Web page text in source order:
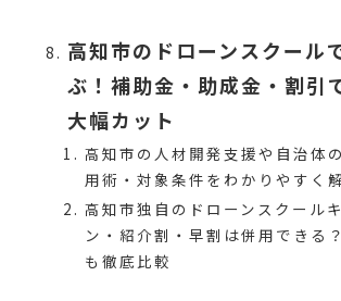
高知市のドローンスクール
ぶ！補助金・助成金・割引
大幅カット
高知市の人材開発支援や自治体
用術・対象条件をわかりやすく
高知市独自のドローンスクール
ン・紹介割・早割は併用できる
も徹底比較